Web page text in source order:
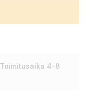
4-8